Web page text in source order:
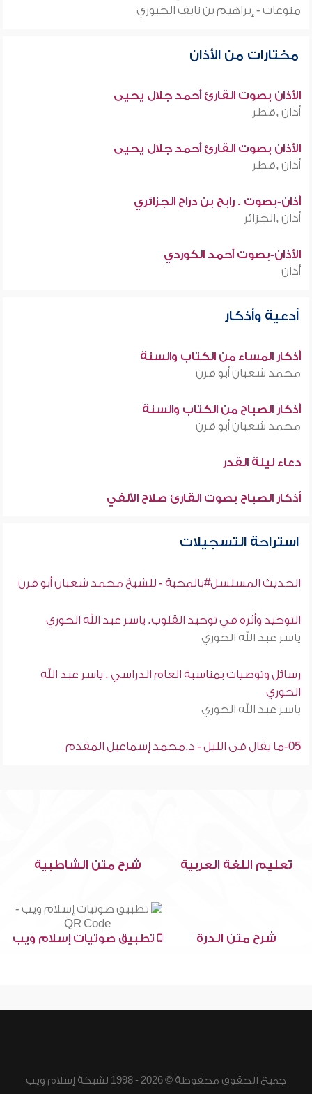
منوعات - إبراهيم بن نايف الجبوري
مختارات من الأذان
الأذان بصوت القارئ أحمد جلال يحيى
أذان ,قطر
الأذان بصوت القارئ أحمد جلال يحيى
أذان ,قطر
أذان-بصوت . رابح بن دراح الجزائري
أذان ,الجزائر
الأذان-بصوت أحمد الكوردي
أذان
أدعية وأذكار
أذكار المساء من الكتاب والسنة
محمد شعبان أبو قرن
أذكار الصباح من الكتاب والسنة
محمد شعبان أبو قرن
دعاء ليلة القدر
أذكار الصباح بصوت القارئ صلاح الألفي
استراحة التسجيلات
الحديث المسلسل#بالمحبة - للشيخ محمد شعبان أبو قرن
التوحيد وأثره في توحيد القلوب. ياسر عبد الله الحوري
ياسر عبد الله الحوري
رسائل وتوصيات بمناسبة العام الدراسي . ياسر عبد الله
الحوري
ياسر عبد الله الحوري
05-ما يقال فى الليل - د.محمد إسماعيل المقدم
تعليم اللغة العربية شرح متن الشاطبية
شرح متن الدرة تطبيق صوتيات إسلام ويب
جميع الحقوق محفوظة © 2026 - 1998 لشبكة إسلام ويب